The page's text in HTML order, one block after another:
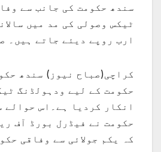
سندھ حکومت کی جانب سے
ٹیکس وصولی کی مد میں
ارب روپے دیئے جاتے ہیں۔
کراچی(صباح نیوز) سندھ
حکومت کے لیے ودہولڈنگ
انکار کردیا ہے۔اس حوالے
حکومت نے فیڈرل بورڈ آف
کہ یکم جولائی سے وفاقی